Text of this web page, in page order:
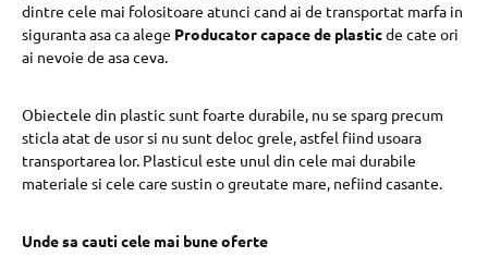
dintre cele mai folositoare atunci cand ai de transportat marfa in
siguranta asa ca alege Producator capace de plasticde cate ori
ai nevoie de asa ceva.
Obiectele din plastic sunt foarte durabile, nu se sparg precum
sticla atat de usor si nu sunt deloc grele, astfel fiind usoara
transportarea lor. Plasticul este unul din cele mai durabile
materiale si cele care sustin o greutate mare, nefiind casante.
Unde sa cauti cele mai bune oferte